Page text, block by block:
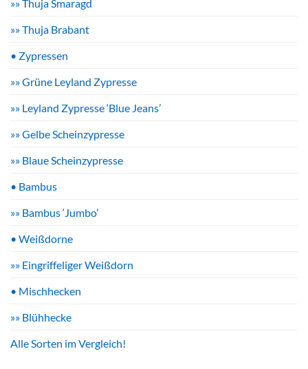
»» Thuja Smaragd
»» Thuja Brabant
• Zypressen
»» Grüne Leyland Zypresse
»» Leyland Zypresse ‘Blue Jeans’
»» Gelbe Scheinzypresse
»» Blaue Scheinzypresse
• Bambus
»» Bambus ‘Jumbo’
• Weißdorne
»» Eingriffeliger Weißdorn
• Mischhecken
»» Blühhecke
Alle Sorten im Vergleich!